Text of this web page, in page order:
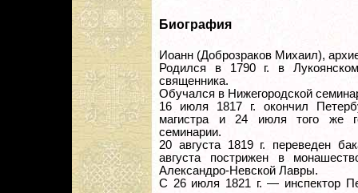
Биография
Иоанн (Доброзраков Михаил),
Родился в 1790 г. в
священника.
Обучался в Нижегородской
16 июля 1817 г. окончил
магистра и 24 июля того же
семинарии.
20 августа 1819 г. переведен
августа пострижен в
Александро-Невской Лавры.
С 26 июля 1821 г. — инспектор